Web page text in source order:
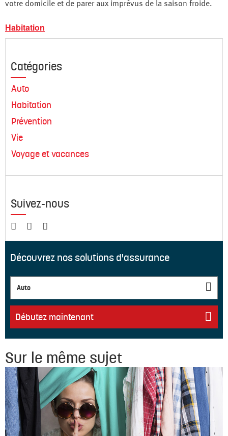
votre domicile et de parer aux imprévus de la saison froide.
Habitation
Catégories
Auto
Habitation
Prévention
Vie
Voyage et vacances
Suivez-nous
Découvrez nos solutions d'assurance
Auto
Débutez maintenant
Sur le même sujet